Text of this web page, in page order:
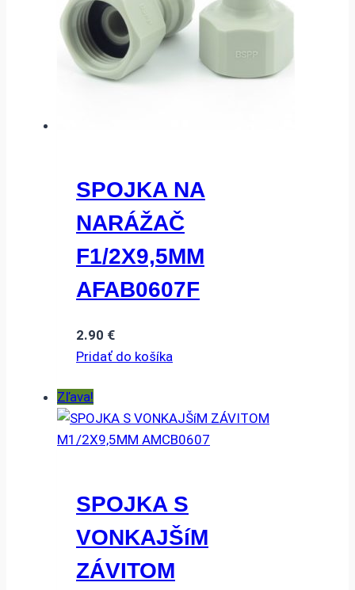
SPOJKA NA
NARÁŽAČ
F1/2X9,5MM
AFAB0607F
2.90 €
Pridať do košíka
Zľava!
SPOJKA S
VONKAJŠíM
ZÁVITOM